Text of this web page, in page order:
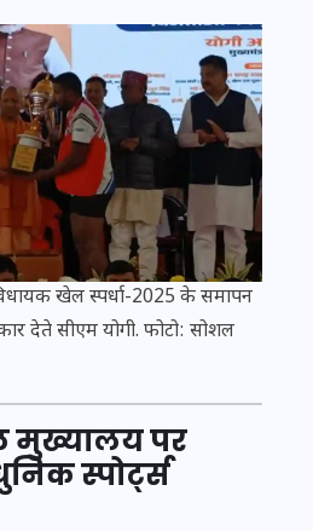
खेल स्पर्धा-2025 के समापन
देते सीएम योगी. फोटो: सोशल
मुख्यालय पर
स्पोर्ट्स